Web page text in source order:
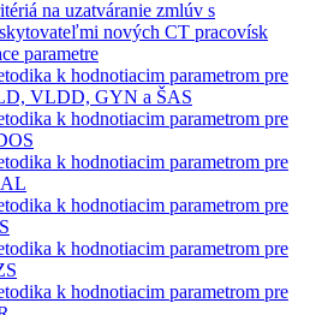
na uzatváranie zmlúv s
nových CT pracovísk
parametre
k hodnotiacim parametrom pre
VLDD, GYN a ŠAS
k hodnotiacim parametrom pre
k hodnotiacim parametrom pre
k hodnotiacim parametrom pre
k hodnotiacim parametrom pre
k hodnotiacim parametrom pre